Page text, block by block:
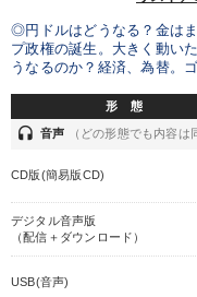
◎円ドルはどうなる？金は
プ政権の誕生。大きく動い
うなるのか？経済、為替。
形 態
headset 音声 （どの形態でも内容は
CD版(簡易版CD)
デジタル音声版
（配信＋ダウンロード）
USB(音声)